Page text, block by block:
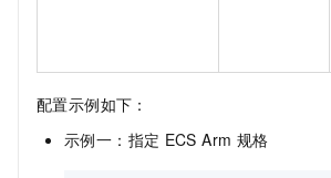
配置示例如下：
示例一：指定 ECS Arm 规格